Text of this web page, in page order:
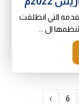
التي انطلقت
ال ...
6
›